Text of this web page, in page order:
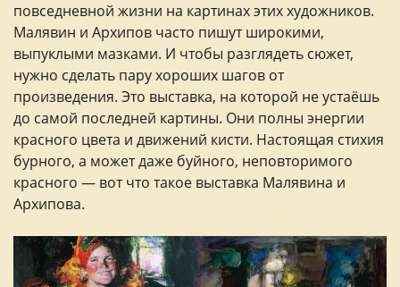
повседневной жизни на картинах этих художников.
Малявин и Архипов часто пишут широкими,
выпуклыми мазками. И чтобы разглядеть сюжет,
нужно сделать пару хороших шагов от
произведения. Это выставка, на которой не устаёшь
до самой последней картины. Они полны энергии
красного цвета и движений кисти. Настоящая стихия
бурного, а может даже буйного, неповторимого
красного — вот что такое выставка Малявина и
Архипова.